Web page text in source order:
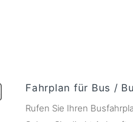
Fahrplan für Bus /
Rufen Sie Ihren